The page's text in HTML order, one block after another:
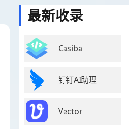
最新收录
Casiba
钉钉AI助理
Vector